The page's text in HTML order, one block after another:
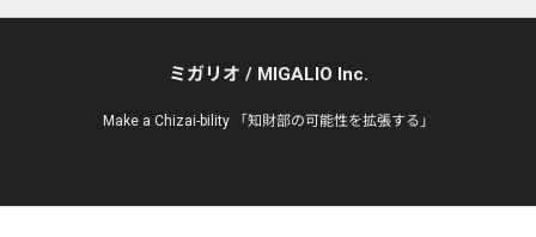
ミガリオ / MIGALIO Inc.
Make a Chizai-bility 「知財部の可能性を拡張する」